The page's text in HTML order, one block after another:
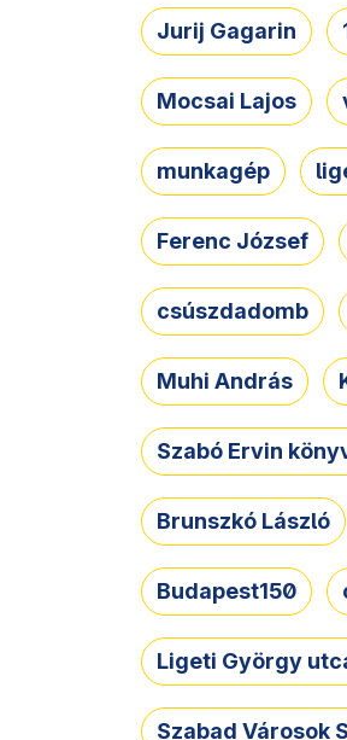
Jurij Gagarin
Mocsai Lajos
munkagép
Ferenc József
csúszdadomb
Muhi András
Szabó Ervin
Brunszkó László
Budapest150
Ligeti György
Szabad Városok